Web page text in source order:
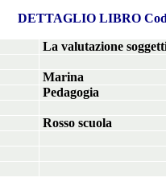
DETTAGLIO LIBRO
La valutazione
Marina
Pedagogia
Rosso scuola